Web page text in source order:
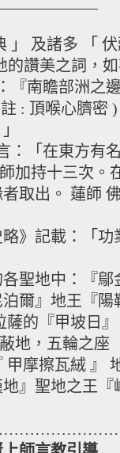
」 及諸多 「
讚美之詞，
『南瞻部洲之
: 頂喉心臍密
：「在東方有
加持十三次。
取出。 蓮師
》記載：「
聖地中：『
爾』地王『
的『甲坡日
地，五輪之座
摩擦瓦絨 』
』聖地之王